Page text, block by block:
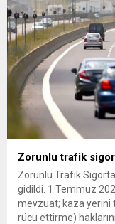
Zorunlu trafik
Zorunlu Trafik
gidildi. 1 Temmuz
mevzuat; kaza yerini
rücu ettirme)